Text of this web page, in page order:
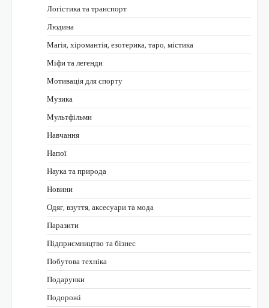
Логістика та транспорт
Людина
Магія, хіромантія, езотерика, таро, містика
Міфи та легенди
Мотивація для спорту
Музика
Мультфільми
Навчання
Напої
Наука та природа
Новини
Одяг, взуття, аксесуари та мода
Паразити
Підприємництво та бізнес
Побутова техніка
Подарунки
Подорожі